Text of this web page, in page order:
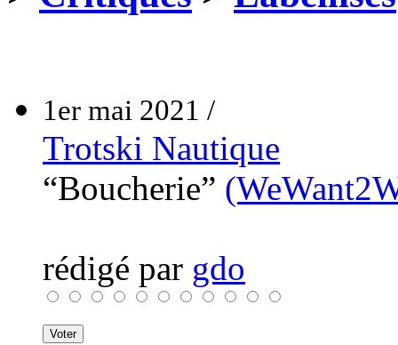
1er mai 2021 /
Trotski Nautique
“Boucherie”
rédigé par gdo